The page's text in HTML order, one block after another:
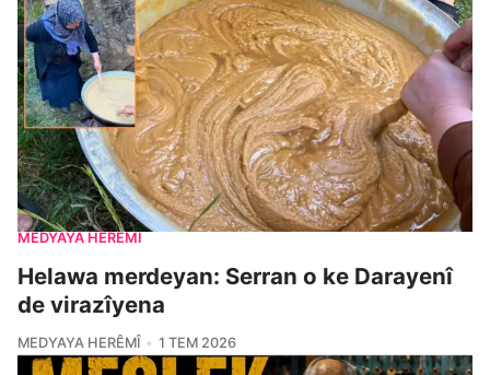
MEDYAYA HERÊMÎ
Helawa merdeyan: Serran o ke Darayenî
de virazîyena
MEDYAYA HERÊMÎ 1 TEM 2026